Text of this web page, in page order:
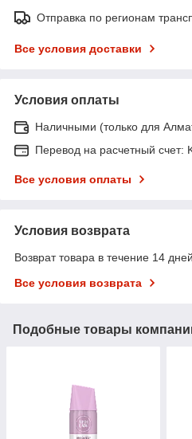
Отправка по регионам
Все условия доставки
Условия оплаты
Наличными (только для
Перевод на расчетный счет:
Все условия оплаты
Условия возврата
Возврат товара в течение 14
Все условия возврата
Подобные товары